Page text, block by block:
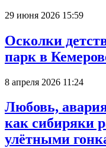
29 июня 2026 15:59
Осколки
парк в
8 апреля 2026 11:24
Любовь,
как сибиряки
улётными